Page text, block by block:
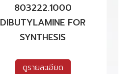
803222.1000
DIBUTYLAMINE FOR
SYNTHESIS
ดูรายละเอียด